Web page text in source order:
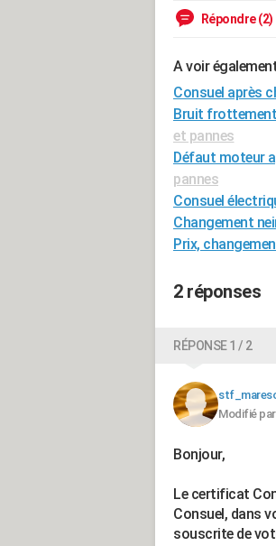
Répondre (2)
A voir
Consuel après
Bruit
et pannes
Défaut moteur
pannes
Consuel
Changement
Prix,
2 réponses
RÉPONSE 1 / 2
Modifié
Bonjour,
Le certificat
Consuel, dans
souscrite de